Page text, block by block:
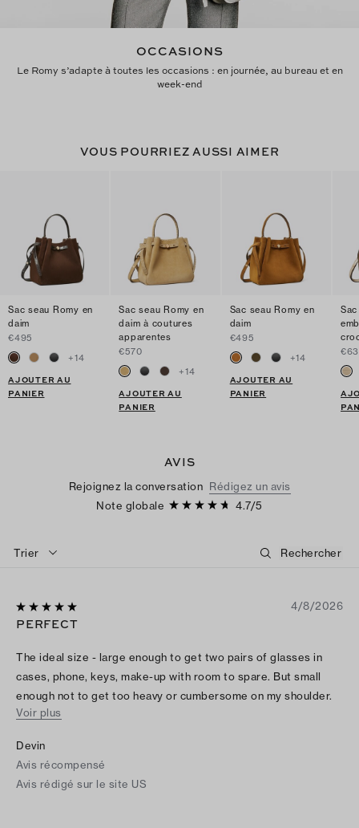
OCCASIONS
Le Romy s’adapte à toutes les occasions : en journée, au bureau et en
week-end
VOUS POURRIEZ AUSSI AIMER
Sac seau Romy en
daim
€495
+14
AJOUTER AU
PANIER
Sac seau Romy en
daim à coutures
apparentes
€570
+14
AJOUTER AU
PANIER
Sac seau Romy en
daim
€495
+14
AJOUTER AU
PANIER
AVIS
Rejoignez la conversation Rédigez un avis
Note globale
4.7/5
Trier
4/8/2026
PERFECT
The ideal size - large enough to get two pairs of glasses in
cases, phone, keys, make-up with room to spare. But small
enough not to get too heavy or cumbersome on my shoulder.
Love the removable crossbody strap. If I had to give a
sides but they do make it easy to open the bag wide.
Voir plus
Devin
Avis récompensé
Avis rédigé sur le site US